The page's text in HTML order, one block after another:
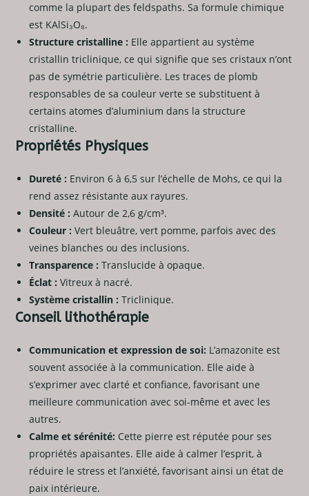
comme la plupart des feldspaths. Sa formule chimique
est KAlSi₃O₈.
Structure cristalline : Elle appartient au système
cristallin triclinique, ce qui signifie que ses cristaux n’ont
pas de symétrie particulière. Les traces de plomb
responsables de sa couleur verte se substituent à
certains atomes d’aluminium dans la structure
cristalline.
Propriétés Physiques
Dureté : Environ 6 à 6,5 sur l’échelle de Mohs, ce qui la
rend assez résistante aux rayures.
Densité : Autour de 2,6 g/cm³.
Couleur : Vert bleuâtre, vert pomme, parfois avec des
veines blanches ou des inclusions.
Transparence : Translucide à opaque.
Éclat : Vitreux à nacré.
Système cristallin : Triclinique.
Conseil lithothérapie
Communication et expression de soi: L’amazonite est
souvent associée à la communication. Elle aide à
s’exprimer avec clarté et confiance, favorisant une
meilleure communication avec soi-même et avec les
autres.
Calme et sérénité: Cette pierre est réputée pour ses
propriétés apaisantes. Elle aide à calmer l’esprit, à
réduire le stress et l’anxiété, favorisant ainsi un état de
paix intérieure.